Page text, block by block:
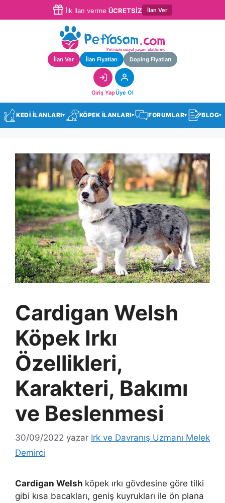
İlk ilan verme ÜCRETSİZ İlan Ver
İlan Ver İlan Fiyatları Doping Fiyatları
Giriş YapÜye Ol
KEDİ İLANLARI▾ KÖPEK İLANLARI▾ FORUMLAR▾ BLOG▾
Cardigan Welsh
Köpek Irkı
Özellikleri,
Karakteri, Bakımı
ve Beslenmesi
30/09/2022 yazar Irk ve Davranış Uzmanı Melek
Demirci
Cardigan Welsh köpek ırkı gövdesine göre tilki
gibi kısa bacakları, geniş kuyrukları ile ön plana